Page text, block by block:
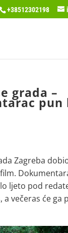
+38512302198
grada –
pun
Zagreba
ljeto pod
a večeras će